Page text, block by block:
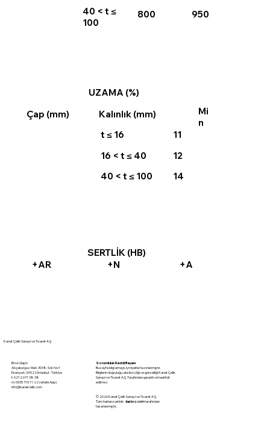
950
800
40 < t ≤
100
Mi
n
Kalınlık (mm)
Çap (mm)
UZAMA (%)
11
t ≤ 16
12
16 < t ≤ 40
14
40 < t ≤ 100
SERTLİK (HB)
+AR
+N +A
Kanat Çelik Sanayi ve Ticaret A.Ş.
Bize Ulaşın
Akçaburgaz Mah. 3038. Sok No:1
Esenyurt, 34522 İstanbul - Türkiye
t: 0212 671 38 38
m: 0535 715 11 22 (whatsApp)
info@kanatcelik.com
Sorumluluk Reddi Beyanı
Bu sayfa bilgi amaçlı, iyi niyetle hazırlanmıştır.
Bilgilerin doğruluğu, eksiksizliği ve güncelliği Kanat Çelik
Sanayi ve Ticaret A.Ş. Tarafından garanti ve taahhüt
edilmez
© 2026 Kanat Çelik Sanayi ve Ticaret A.Ş.
Tüm hakları saklıdır. dasboz.comtarafından
tasarlanmıştır.